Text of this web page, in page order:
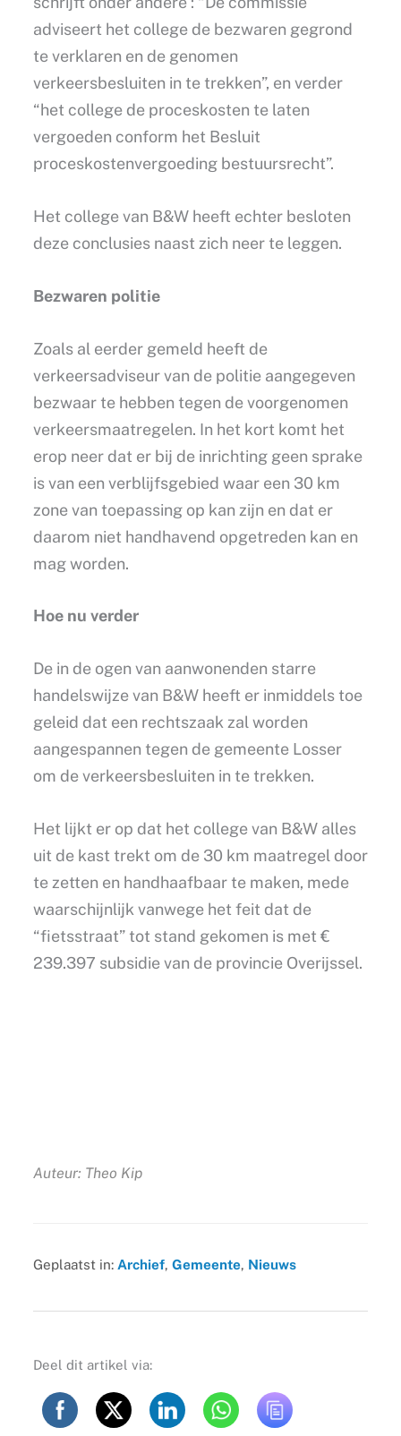
adviseert het college de bezwaren gegrond
te verklaren en de genomen
verkeersbesluiten in te trekken”, en verder
“het college de proceskosten te laten
vergoeden conform het Besluit
proceskostenvergoeding bestuursrecht”.
Het college van B&W heeft echter besloten
deze conclusies naast zich neer te leggen.
Bezwaren politie
Zoals al eerder gemeld heeft de
verkeersadviseur van de politie aangegeven
bezwaar te hebben tegen de voorgenomen
verkeersmaatregelen. In het kort komt het
erop neer dat er bij de inrichting geen sprake
is van een verblijfsgebied waar een 30 km
zone van toepassing op kan zijn en dat er
daarom niet handhavend opgetreden kan en
mag worden.
Hoe nu verder
De in de ogen van aanwonenden starre
handelswijze van B&W heeft er inmiddels toe
geleid dat een rechtszaak zal worden
aangespannen tegen de gemeente Losser
om de verkeersbesluiten in te trekken.
Het lijkt er op dat het college van B&W alles
uit de kast trekt om de 30 km maatregel door
te zetten en handhaafbaar te maken, mede
waarschijnlijk vanwege het feit dat de
“fietsstraat” tot stand gekomen is met €
239.397 subsidie van de provincie Overijssel.
Auteur: Theo Kip
Geplaatst in: Archief, Gemeente, Nieuws
Deel dit artikel via: